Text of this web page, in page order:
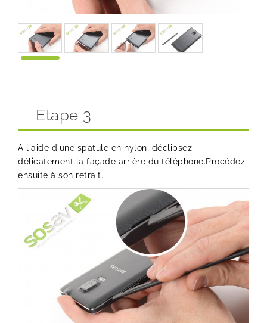
Etape 3
A l'aide d'une spatule en nylon, déclipsez
délicatement la façade arrière du téléphone.Procédez
ensuite à son retrait.